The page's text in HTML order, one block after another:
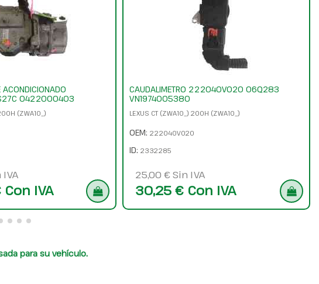
ACONDICIONADO
0422000403
(ZWA10_)
IVA
CAUDALIMETRO 222040V020 06Q283
VN1974005380
LEXUS CT (ZWA10_) 200H (ZWA10_)
OEM: 222040V020
ID: 2332285
25,00 € Sin IVA
30,25 € Con IVA
para su vehículo.